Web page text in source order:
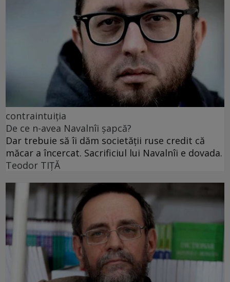
contraintuiția
De ce n-avea Navalnîi șapcă?
Dar trebuie să îi dăm societății ruse credit că
măcar a încercat. Sacrificiul lui Navalnîi e dovada.
Teodor TIŢĂ